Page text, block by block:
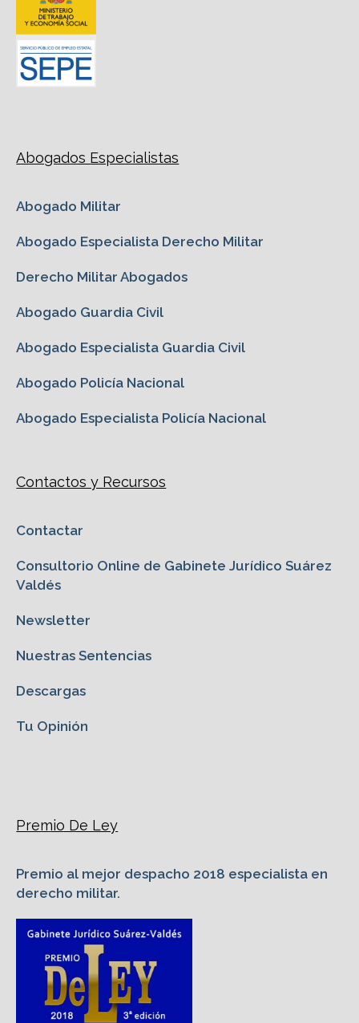
Abogados Especialistas
Abogado Militar
Abogado Especialista Derecho Militar
Derecho Militar Abogados
Abogado Guardia Civil
Abogado Especialista Guardia Civil
Abogado Policía Nacional
Abogado Especialista Policía Nacional
Contactos y Recursos
Contactar
Consultorio Online de Gabinete Jurídico Suárez
Valdés
Newsletter
Nuestras Sentencias
Descargas
Tu Opinión
Premio De Ley
Premio al mejor despacho 2018 especialista en
derecho militar.